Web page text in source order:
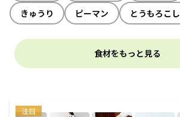
きゅうり
ピーマン とうもろこし
食材をもっと見る
注目